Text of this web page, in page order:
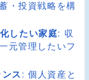
・投資戦略を構
したい家庭: 収
元管理したいフ
ス : 個人資産と